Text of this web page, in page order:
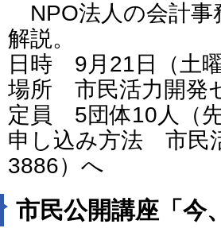
NPO法人の会計事
解説。
日時 9月21日（土
場所 市民活力開発
定員 5団体10人（先
申し込み方法 市民
3886）へ
市民公開講座「今